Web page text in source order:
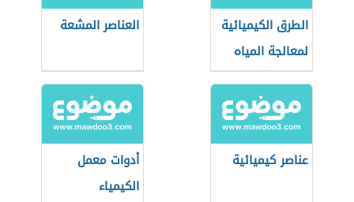
الطرق الكيميائية
لمعالجة المياه
العناصر المشعة
عناصر كيميائية
أدوات معمل
الكيمياء